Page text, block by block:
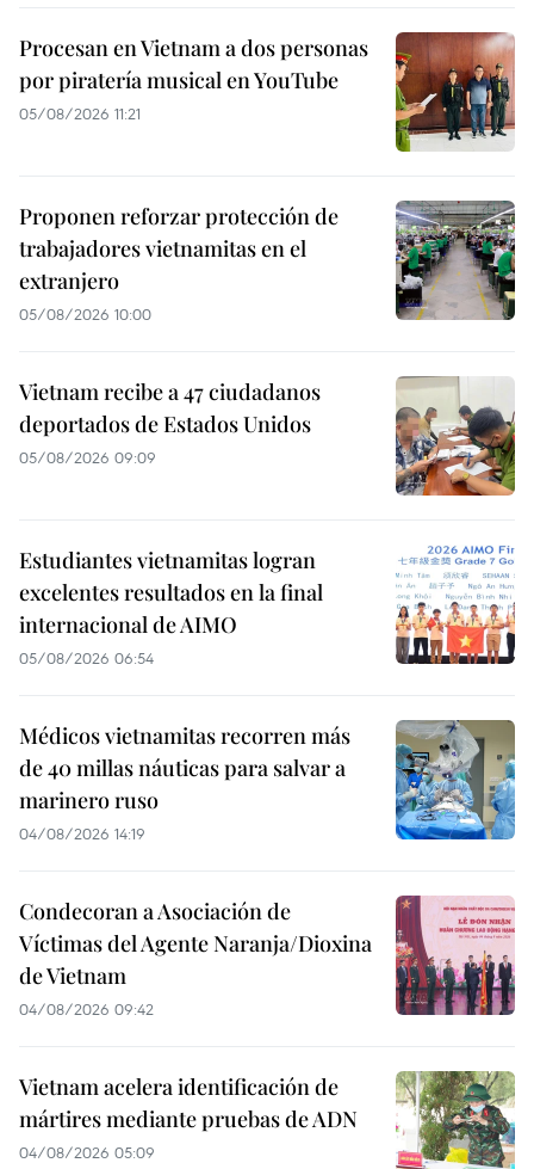
Procesan en Vietnam a dos personas
por piratería musical en YouTube
05/08/2026 11:21
Proponen reforzar protección de
trabajadores vietnamitas en el
extranjero
05/08/2026 10:00
Vietnam recibe a 47 ciudadanos
deportados de Estados Unidos
05/08/2026 09:09
Estudiantes vietnamitas logran
excelentes resultados en la final
internacional de AIMO
05/08/2026 06:54
Médicos vietnamitas recorren más
de 40 millas náuticas para salvar a
marinero ruso
04/08/2026 14:19
Condecoran a Asociación de
Víctimas del Agente Naranja/Dioxina
de Vietnam
04/08/2026 09:42
Vietnam acelera identificación de
mártires mediante pruebas de ADN
04/08/2026 05:09